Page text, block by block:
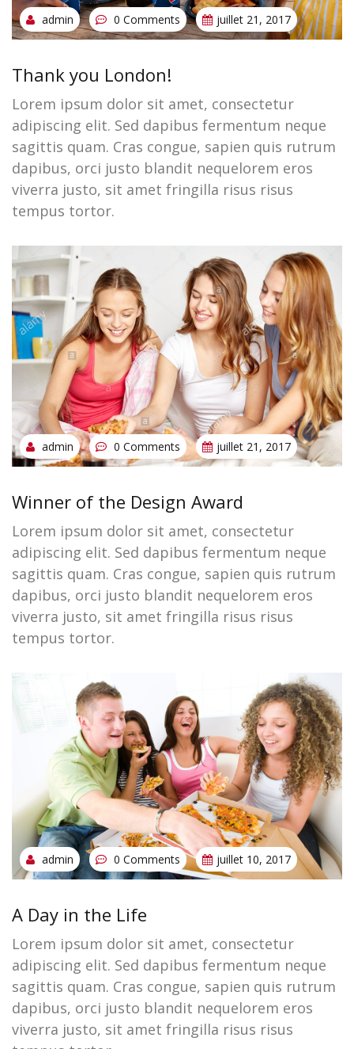
admin 0 Comments juillet 21, 2017
Thank you London!
Lorem ipsum dolor sit amet, consectetur
adipiscing elit. Sed dapibus fermentum neque
sagittis quam. Cras congue, sapien quis rutrum
dapibus, orci justo blandit nequelorem eros
viverra justo, sit amet fringilla risus risus
tempus tortor.
admin 0 Comments juillet 21, 2017
Winner of the Design Award
Lorem ipsum dolor sit amet, consectetur
adipiscing elit. Sed dapibus fermentum neque
sagittis quam. Cras congue, sapien quis rutrum
dapibus, orci justo blandit nequelorem eros
viverra justo, sit amet fringilla risus risus
tempus tortor.
admin 0 Comments juillet 10, 2017
A Day in the Life
Lorem ipsum dolor sit amet, consectetur
adipiscing elit. Sed dapibus fermentum neque
sagittis quam. Cras congue, sapien quis rutrum
dapibus, orci justo blandit nequelorem eros
viverra justo, sit amet fringilla risus risus